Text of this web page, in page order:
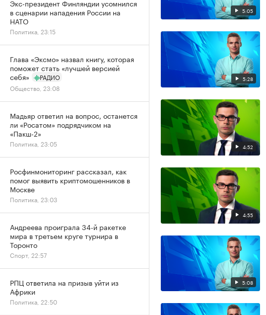
5:05
5:28
4:52
4:55
5:08
Экс-президент Финляндии усомнился
в сценарии нападения России на
НАТО
Политика, 23:15
Глава «Эксмо» назвал книгу, которая
поможет стать «лучшей версией
себя»
РАДИО
Общество, 23:08
Мадьяр ответил на вопрос, останется
ли «Росатом» подрядчиком на
«Пакш-2»
Политика, 23:05
Росфинмониторинг рассказал, как
помог выявить криптомошенников в
Москве
Политика, 23:03
Андреева проиграла 34-й ракетке
мира в третьем круге турнира в
Торонто
Спорт, 22:57
РПЦ ответила на призыв уйти из
Африки
Политика, 22:50